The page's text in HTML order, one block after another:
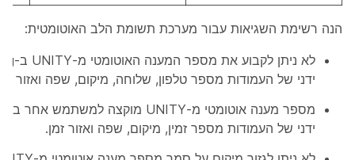
הנה רשימת השגיאות עבור מערכת תשומת הלב האוטומטית:
ידני של העמודות מספר טלפון, שלוחה, מיקום, שפה ואזור
ידני של העמודות מספר זמין, מיקום, שפה ואזור זמן.